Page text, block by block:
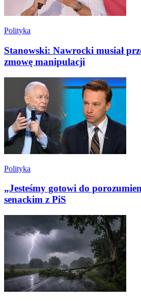
Polityka
Stanowski: Nawrocki musiał
zmowę manipulacji
Polityka
„Jesteśmy gotowi do
senackim z PiS